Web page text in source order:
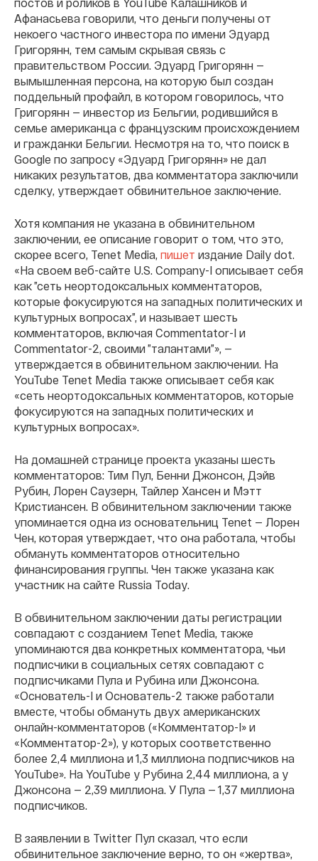
Афанасьева говорили, что деньги получены от
некоего частного инвестора по имени Эдуард
Григорянн, тем самым скрывая связь с
правительством России. Эдуард Григорянн —
вымышленная персона, на которую был создан
поддельный профайл, в котором говорилось, что
Григорянн — инвестор из Бельгии, родившийся в
семье американца с французским происхождением
и гражданки Бельгии. Несмотря на то, что поиск в
Google по запросу «Эдуард Григорянн» не дал
никаких результатов, два комментатора заключили
сделку, утверждает обвинительное заключение.
Хотя компания не указана в обвинительном
заключении, ее описание говорит о том, что это,
скорее всего, Tenet Media, пишет издание Daily dot.
«На своем веб-сайте U.S. Company-I описывает себя
как ”сеть неортодоксальных комментаторов,
которые фокусируются на западных политических и
культурных вопросах”, и называет шесть
комментаторов, включая Commentator-I и
Commentator-2, своими ”талантами”», —
утверждается в обвинительном заключении. На
YouTube Tenet Media также описывает себя как
«сеть неортодоксальных комментаторов, которые
фокусируются на западных политических и
культурных вопросах».
На домашней странице проекта указаны шесть
комментаторов: Тим Пул, Бенни Джонсон, Дэйв
Рубин, Лорен Саузерн, Тайлер Хансен и Мэтт
Кристиансен. В обвинительном заключении также
упоминается одна из основательниц Tenet — Лорен
Чен, которая утверждает, что она работала, чтобы
обмануть комментаторов относительно
финансирования группы. Чен также указана как
участник на сайте Russia Today.
В обвинительном заключении даты регистрации
совпадают с созданием Tenet Media, также
упоминаются два конкретных комментатора, чьи
подписчики в социальных сетях совпадают с
подписчиками Пула и Рубина или Джонсона.
«Основатель-I и Основатель-2 также работали
вместе, чтобы обмануть двух американских
онлайн-комментаторов («Комментатор-I» и
«Комментатор-2»), у которых соответственно
более 2,4 миллиона и 1,3 миллиона подписчиков на
YouTube». На YouTube у Рубина 2,44 миллиона, а у
Джонсона — 2,39 миллиона. У Пула — 1,37 миллиона
подписчиков.
В заявлении в Twitter Пул сказал, что если
обвинительное заключение верно, то он «жертва»,